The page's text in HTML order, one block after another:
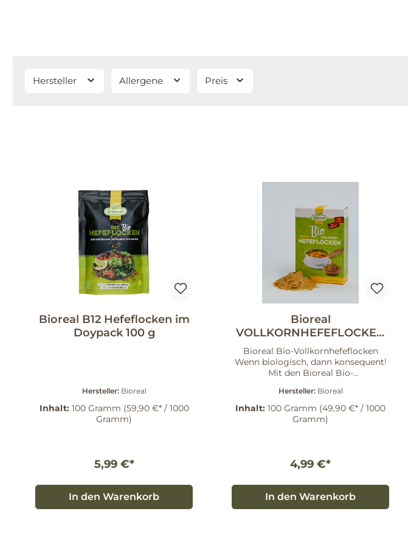
Hersteller Allergene Preis
Bioreal B12 Hefeflocken im
Doypack 100 g
Hersteller: Bioreal
Inhalt: 100 Gramm (59,90 €* / 1000
Gramm)
5,99 €*
In den Warenkorb
Bioreal
VOLLKORNHEFEFLOCKEN
100 g
Bioreal Bio-Vollkornhefeflocken
Wenn biologisch, dann konsequent!
Mit den Bioreal Bio-
natürlichen Genuss und wertvolle
Nährstoffe in Deine Küche. Diese
Flocken überzeugen durch ihren
Vitamine sowie Mineralstoffe wie
Zink und Eisen. Vielseitige
Anwendungsmöglichkeiten Egal, ob
in kalten oder warmen Speisen – die
Hersteller: Bioreal
Inhalt: 100 Gramm (49,90 €* / 1000
Gramm)
4,99 €*
In den Warenkorb